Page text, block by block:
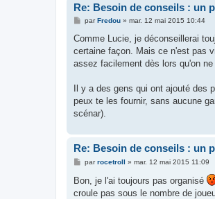
Re: Besoin de conseils : un
M
s
a
g
parFredou» mar. 12 mai 2015 10:44
Comme Lucie, je déconseillerai
certaine façon. Mais ce n'est pas
assez facilement dès lors qu'on
Il y a des gens qui ont ajouté des
peux te les fournir, sans aucune
scénar).
Re: Besoin de conseils : un
M
s
s
a
parrocetroll » mar. 12 mai 2015 11:09
Bon, je l'ai toujours pas organisé
croule pas sous le nombre de